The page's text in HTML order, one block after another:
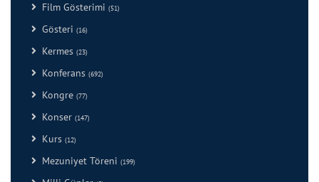
Film Gösterimi (51)
Gösteri (16)
Kermes (23)
Konferans (692)
Kongre (77)
Konser (147)
Kurs (12)
Mezuniyet Töreni (199)